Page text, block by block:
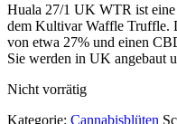
Huala 27/1 UK WTR ist
dem Kultivar Waffle Truffle.
von etwa 27% und einen
Sie werden in UK angebaut
Nicht vorrätig
Kategorie: Cannabisblüten